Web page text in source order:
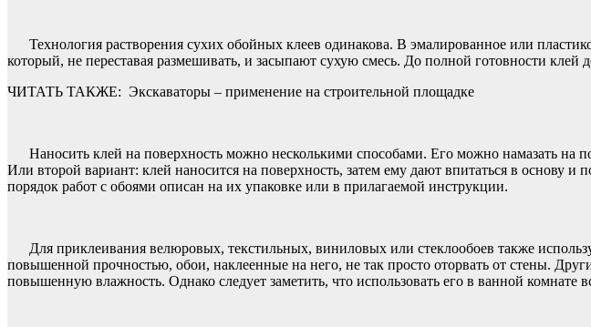
Технология растворения сухих обойных клеев одинакова. В эмалированное или
который, не переставая размешивать, и засыпают сухую смесь. До полной готовности клей
ЧИТАТЬ ТАКЖЕ: Экскаваторы – применение на строительной площадке
Наносить клей на поверхность можно несколькими способами. Его можно намазать на
Или второй вариант: клей наносится на поверхность, затем ему дают впитаться в основу
порядок работ с обоями описан на их упаковке или в прилагаемой инструкции.
Для приклеивания велюровых, текстильных, виниловых или стеклообоев также
повышенной прочностью, обои, наклеенные на него, не так просто оторвать от стены.
повышенную влажность. Однако следует заметить, что использовать его в ванной комнате